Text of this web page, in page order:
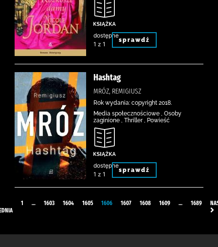
dostępne
1 z 1
sprawdź
Hashtag
MRÓZ, REMIGIUSZ
Rok wydania: copyright 2018.
Media społecznościowe , Osoby
zaginione , Thriller , Powieść
dostępne
1 z 1
sprawdź
1 … 1603 1604 1605 1606 1607 1608 1609 … 1689